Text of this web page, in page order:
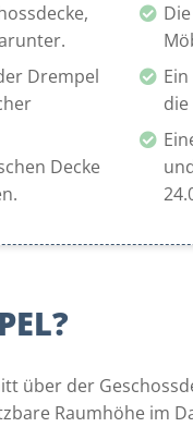
Drempel
Decke
die
über der
Raumhöhe im